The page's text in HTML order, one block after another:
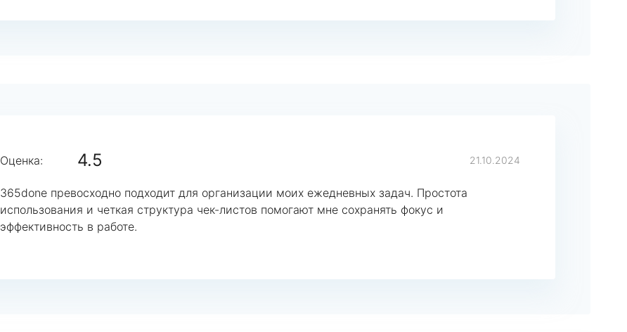
Оценка: 4.5 21.10.2024
365done превосходно подходит для организации моих ежедневных задач. Простота
использования и четкая структура чек-листов помогают мне сохранять фокус и
эффективность в работе.